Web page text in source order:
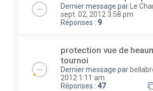
Dernier message par Le
sept. 02, 2012 3:58 pm
Réponses : 9
protection vue de
tournoi
Dernier message par
2012 1:11 am
Réponses : 47